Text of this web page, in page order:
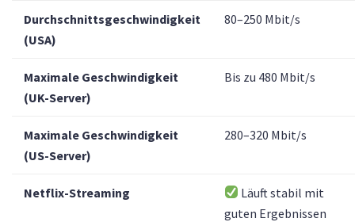
Durchschnittsgeschwindigkeit
(USA)
80–250 Mbit/s
Maximale Geschwindigkeit
(UK-Server)
Bis zu 480 Mbit/s
Maximale Geschwindigkeit
(US-Server)
280–320 Mbit/s
Netflix-Streaming
Läuft stabil mit
guten Ergebnissen